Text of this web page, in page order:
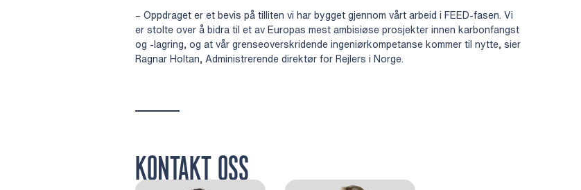
– Oppdraget er et bevis på tilliten vi har bygget gjennom vårt arbeid i FEED-fasen. Vi
er stolte over å bidra til et av Europas mest ambisiøse prosjekter innen karbonfangst
og -lagring, og at vår grenseoverskridende ingeniørkompetanse kommer til nytte, sier
Ragnar Holtan, Administrerende direktør for Rejlers i Norge.
KONTAKT OSS